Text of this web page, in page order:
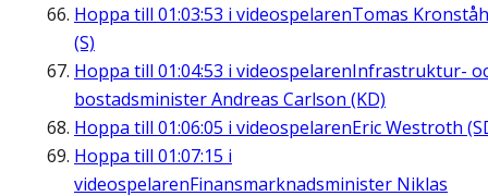
Hoppa till 01:03:53 i videospelarenTomas
(S)
Hoppa till 01:04:53 i videospelarenInfrastruktur-
bostadsminister Andreas Carlson (KD)
Hoppa till 01:06:05 i videospelarenEric Westroth
Hoppa till 01:07:15 i
videospelarenFinansmarknadsminister Niklas